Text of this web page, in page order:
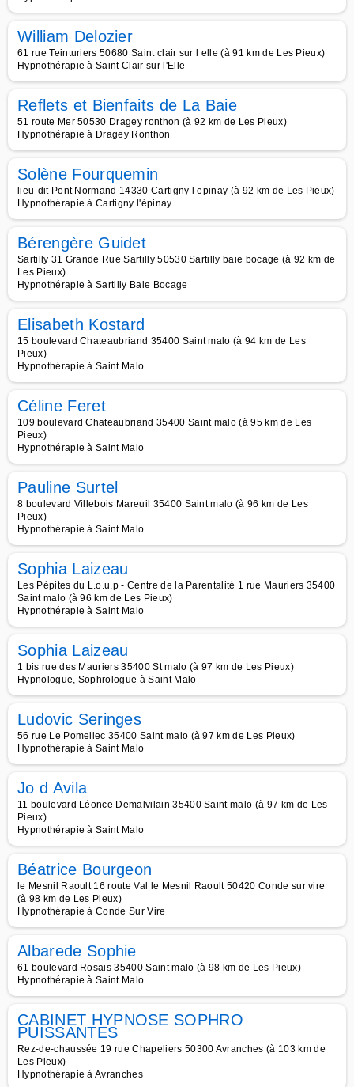
William Delozier
61 rue Teinturiers 50680 Saint clair sur l elle (à 91 km de Les Pieux)
Hypnothérapie à Saint Clair sur l'Elle
Reflets et Bienfaits de La Baie
51 route Mer 50530 Dragey ronthon (à 92 km de Les Pieux)
Hypnothérapie à Dragey Ronthon
Solène Fourquemin
lieu-dit Pont Normand 14330 Cartigny l epinay (à 92 km de Les Pieux)
Hypnothérapie à Cartigny l'épinay
Bérengère Guidet
Sartilly 31 Grande Rue Sartilly 50530 Sartilly baie bocage (à 92 km de
Les Pieux)
Hypnothérapie à Sartilly Baie Bocage
Elisabeth Kostard
15 boulevard Chateaubriand 35400 Saint malo (à 94 km de Les
Pieux)
Hypnothérapie à Saint Malo
Céline Feret
109 boulevard Chateaubriand 35400 Saint malo (à 95 km de Les
Pieux)
Hypnothérapie à Saint Malo
Pauline Surtel
8 boulevard Villebois Mareuil 35400 Saint malo (à 96 km de Les
Pieux)
Hypnothérapie à Saint Malo
Sophia Laizeau
Les Pépites du L.o.u.p - Centre de la Parentalité 1 rue Mauriers 35400
Saint malo (à 96 km de Les Pieux)
Hypnothérapie à Saint Malo
Sophia Laizeau
1 bis rue des Mauriers 35400 St malo (à 97 km de Les Pieux)
Hypnologue, Sophrologue à Saint Malo
Ludovic Seringes
56 rue Le Pomellec 35400 Saint malo (à 97 km de Les Pieux)
Hypnothérapie à Saint Malo
Jo d Avila
11 boulevard Léonce Demalvilain 35400 Saint malo (à 97 km de Les
Pieux)
Hypnothérapie à Saint Malo
Béatrice Bourgeon
le Mesnil Raoult 16 route Val le Mesnil Raoult 50420 Conde sur vire
(à 98 km de Les Pieux)
Hypnothérapie à Conde Sur Vire
Albarede Sophie
61 boulevard Rosais 35400 Saint malo (à 98 km de Les Pieux)
Hypnothérapie à Saint Malo
CABINET HYPNOSE SOPHRO
PUISSANTES
Rez-de-chaussée 19 rue Chapeliers 50300 Avranches (à 103 km de
Les Pieux)
Hypnothérapie à Avranches